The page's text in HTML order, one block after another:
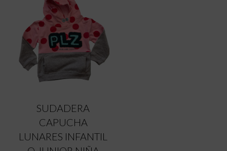
SUDADERA
CAPUCHA
LUNARES INFANTIL